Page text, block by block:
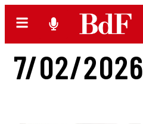
7/02/2026